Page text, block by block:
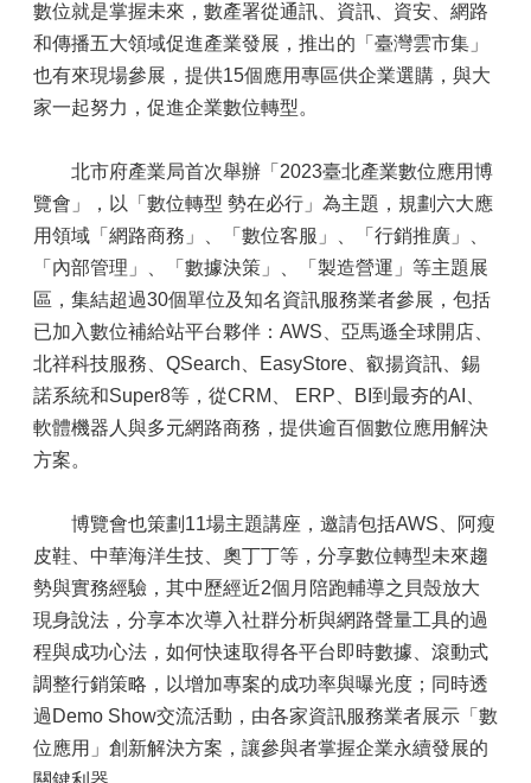
數位就是掌握未來，數產署從通訊、資訊、資安、網路
和傳播五大領域促進產業發展，推出的「臺灣雲市集」
也有來現場參展，提供15個應用專區供企業選購，與大
家一起努力，促進企業數位轉型。
北市府產業局首次舉辦「2023臺北產業數位應用博
覽會」，以「數位轉型 勢在必行」為主題，規劃六大應
用領域「網路商務」、「數位客服」、「行銷推廣」、
「內部管理」、「數據決策」、「製造營運」等主題展
區，集結超過30個單位及知名資訊服務業者參展，包括
已加入數位補給站平台夥伴：AWS、亞馬遜全球開店、
北祥科技服務、QSearch、EasyStore、叡揚資訊、錫
諾系統和Super8等，從CRM、 ERP、BI到最夯的AI、
軟體機器人與多元網路商務，提供逾百個數位應用解決
方案。
博覽會也策劃11場主題講座，邀請包括AWS、阿瘦
皮鞋、中華海洋生技、奧丁丁等，分享數位轉型未來趨
勢與實務經驗，其中歷經近2個月陪跑輔導之貝殼放大
現身說法，分享本次導入社群分析與網路聲量工具的過
程與成功心法，如何快速取得各平台即時數據、滾動式
調整行銷策略，以增加專案的成功率與曝光度；同時透
過Demo Show交流活動，由各家資訊服務業者展示「數
位應用」創新解決方案，讓參與者掌握企業永續發展的